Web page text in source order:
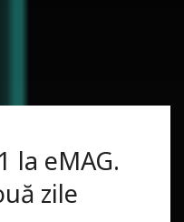
la eMAG.
zile